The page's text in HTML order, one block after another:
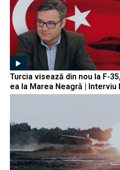
Turcia visează din nou la F-
ea la Marea Neagră |